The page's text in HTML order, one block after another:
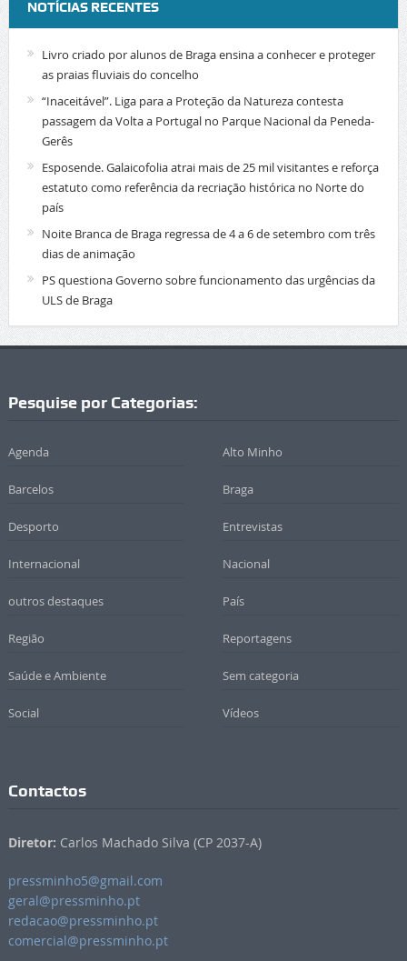
NOTÍCIAS RECENTES
Livro criado por alunos de Braga ensina a conhecer e proteger
as praias fluviais do concelho
“Inaceitável”. Liga para a Proteção da Natureza contesta
passagem da Volta a Portugal no Parque Nacional da Peneda-
Gerês
Esposende. Galaicofolia atrai mais de 25 mil visitantes e reforça
estatuto como referência da recriação histórica no Norte do
país
Noite Branca de Braga regressa de 4 a 6 de setembro com três
dias de animação
PS questiona Governo sobre funcionamento das urgências da
ULS de Braga
Pesquise por Categorias:
Agenda Alto Minho
Barcelos Braga
Desporto Entrevistas
Internacional Nacional
outros destaques País
Região Reportagens
Saúde e Ambiente Sem categoria
Social Vídeos
Contactos
Diretor: Carlos Machado Silva (CP 2037-A)
pressminho5@gmail.com
geral@pressminho.pt
redacao@pressminho.pt
comercial@pressminho.pt